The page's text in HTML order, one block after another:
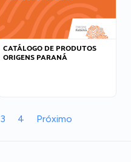
CATÁLOGO DE PRODUTOS
ORIGENS PARANÁ
3 4 Próximo